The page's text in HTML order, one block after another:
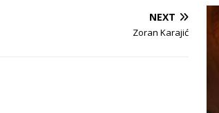
NEXT
Zoran Karajić